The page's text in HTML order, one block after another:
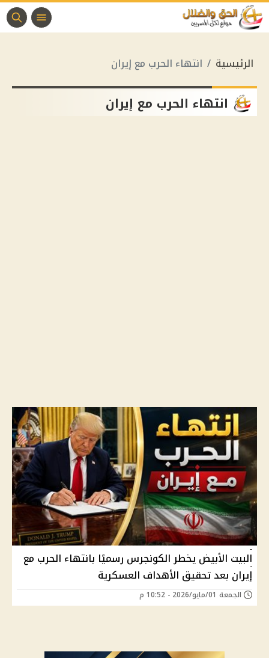
الرئيسية انتهاء الحرب مع إيران
انتهاء الحرب مع إيران
البيت الأبيض يخطر الكونجرس رسميًا بانتهاء الحرب مع
إيران بعد تحقيق الأهداف العسكرية
الجمعة 01/مايو/2026 - 10:52 م